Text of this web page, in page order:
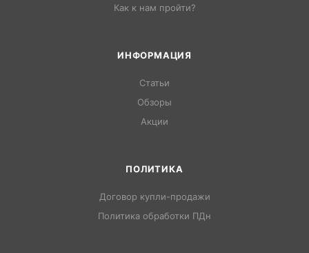
Как к нам пройти?
ИНФОРМАЦИЯ
Статьи
Обзоры
Акции
ПОЛИТИКА
Договор купли-продажи
Политика обработки ПДн